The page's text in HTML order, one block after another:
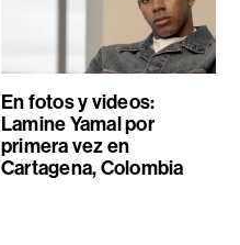
En fotos y videos:
Lamine Yamal por
primera vez en
Cartagena, Colombia